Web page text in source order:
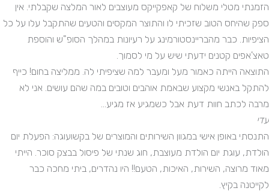
הזמנתי מטלי משלוח של קאפקייקס מעוצבים לאור המלצה שקבלתי. אין
ספק שהיחס הטוב שזכיתי לו והתוצר המקסים והטעים שהתקבל עלו על כל
הציפיות. כבר מהבריינסטורמינג על רעיונות במהלך הסופ"ש והוספת
טאצ'אפים קטנים ידעתי שיש על מי לסמוך.
התוצאה הייתה כאמור מעל ומעבר למה שציפיתי לה. ממליצה בחום! כייף
להתקל באנשי מקצוע שבאמת אוהבים וטובים במה שהם עושים. אני לא
מרבה לכתב חוות דעת אבל כשמגיע אז מגיע...
עדי
התנסתי באופן אישי במגוון השירותים והמוצרים של בקשועוגה: הפעלת יום
הולדת, עוגת יום הולדת מעוצבת, חוג שנתי של פיסול בבצק סוכר. הייתי
מאוד מרוצה, השירות, האיכות, הטעם!! היו נהדרים, ביתי מחכה כבר
לקייטנה בקיץ.